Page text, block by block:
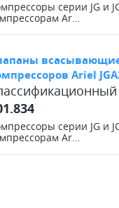
серии JG и
Ar...
Ariel
серии JG и
Ar...